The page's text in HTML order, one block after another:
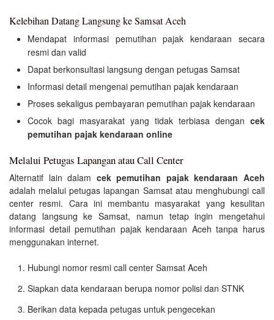
Kelebihan Datang Langsung ke Samsat Aceh
Mendapat informasi pemutihan pajak kendaraan secara
resmi dan valid
Dapat berkonsultasi langsung dengan petugas Samsat
Informasi detail mengenai pemutihan pajak kendaraan
Proses sekaligus pembayaran pemutihan pajak kendaraan
Cocok bagi masyarakat yang tidak terbiasa dengan cek
pemutihan pajak kendaraan online
Melalui Petugas Lapangan atau Call Center
Alternatif lain dalam cek pemutihan pajak kendaraan Aceh
adalah melalui petugas lapangan Samsat atau menghubungi call
center resmi. Cara ini membantu masyarakat yang kesulitan
datang langsung ke Samsat, namun tetap ingin mengetahui
informasi detail pemutihan pajak kendaraan Aceh tanpa harus
menggunakan internet.
Hubungi nomor resmi call center Samsat Aceh
Siapkan data kendaraan berupa nomor polisi dan STNK
Berikan data kepada petugas untuk pengecekan